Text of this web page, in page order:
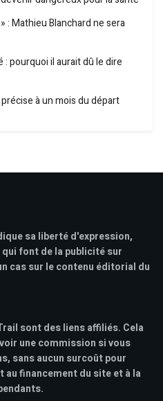
: Mathieu Blanchard ne sera
pourquoi il aurait dû le dire
à un mois du départ
sa liberté d'expression,
font de la publicité sur
cas sur le contenu éditorial du
sont des liens affiliés. Cela
une commission si vous
sans aucun surcoût pour
au financement du site et à la